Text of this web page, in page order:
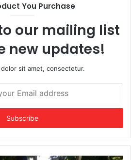
You Purchase
our mailing list
new updates!
dolor sit amet, consectetur.